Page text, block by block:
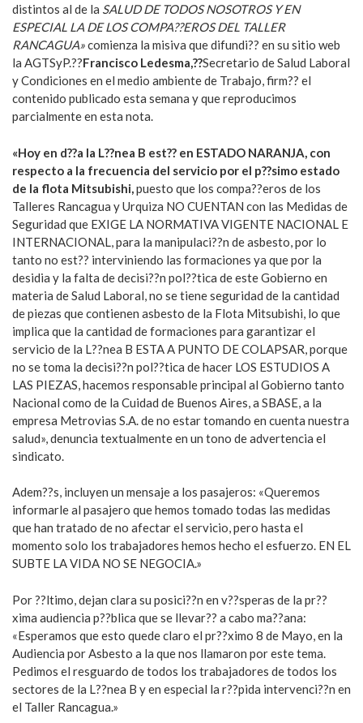
distintos al de la SALUD DE TODOS NOSOTROS Y EN
ESPECIAL LA DE LOS COMPA??EROS DEL TALLER
RANCAGUA»comienza la misiva que difundi?? en su sitio web
la AGTSyP.??Francisco Ledesma,??Secretario de Salud Laboral
y Condiciones en el medio ambiente de Trabajo, firm?? el
contenido publicado esta semana y que reproducimos
parcialmente en esta nota.
«Hoy en d??a la L??nea B est?? en ESTADO NARANJA, con
respecto a la frecuencia del servicio por el p??simo estado
de la flota Mitsubishi, puesto que los compa??eros de los
Talleres Rancagua y Urquiza NO CUENTAN con las Medidas de
Seguridad que EXIGE LA NORMATIVA VIGENTE NACIONAL E
INTERNACIONAL, para la manipulaci??n de asbesto, por lo
tanto no est?? interviniendo las formaciones ya que por la
desidia y la falta de decisi??n pol??tica de este Gobierno en
materia de Salud Laboral, no se tiene seguridad de la cantidad
de piezas que contienen asbesto de la Flota Mitsubishi, lo que
implica que la cantidad de formaciones para garantizar el
servicio de la L??nea B ESTA A PUNTO DE COLAPSAR, porque
no se toma la decisi??n pol??tica de hacer LOS ESTUDIOS A
LAS PIEZAS, hacemos responsable principal al Gobierno tanto
Nacional como de la Cuidad de Buenos Aires, a SBASE, a la
empresa Metrovias S.A. de no estar tomando en cuenta nuestra
salud», denuncia textualmente en un tono de advertencia el
sindicato.
Adem??s, incluyen un mensaje a los pasajeros: «Queremos
informarle al pasajero que hemos tomado todas las medidas
que han tratado de no afectar el servicio, pero hasta el
momento solo los trabajadores hemos hecho el esfuerzo. EN EL
SUBTE LA VIDA NO SE NEGOCIA.»
Por ??ltimo, dejan clara su posici??n en v??speras de la pr??
xima audiencia p??blica que se llevar?? a cabo ma??ana:
«Esperamos que esto quede claro el pr??ximo 8 de Mayo, en la
Audiencia por Asbesto a la que nos llamaron por este tema.
Pedimos el resguardo de todos los trabajadores de todos los
sectores de la L??nea B y en especial la r??pida intervenci??n en
el Taller Rancagua.»